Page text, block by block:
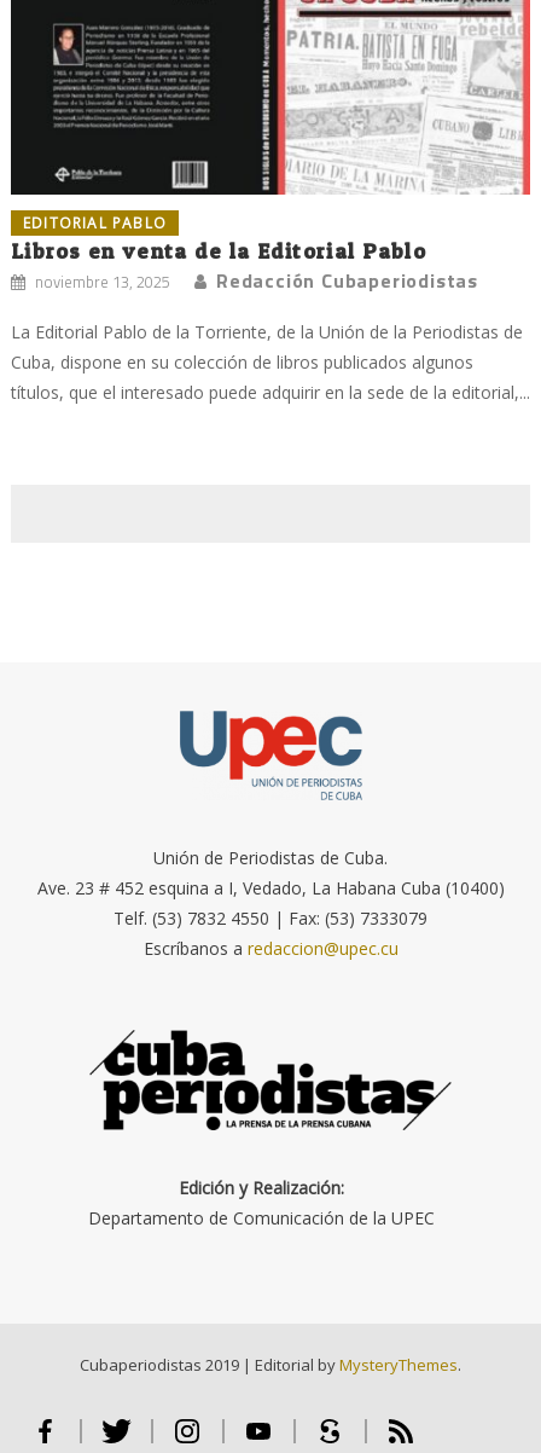
EDITORIAL PABLO
Libros en venta de la Editorial Pablo
noviembre 13, 2025 Redacción Cubaperiodistas
La Editorial Pablo de la Torriente, de la Unión de la Periodistas de
Cuba, dispone en su colección de libros publicados algunos
títulos, que el interesado puede adquirir en la sede de la editorial,...
Unión de Periodistas de Cuba.
Ave. 23 # 452 esquina a I, Vedado, La Habana Cuba (10400)
Telf. (53) 7832 4550 | Fax: (53) 7333079
Escríbanos a redaccion@upec.cu
Edición y Realización:
Departamento de Comunicación de la UPEC
Cubaperiodistas 2019 | Editorial byMysteryThemes.